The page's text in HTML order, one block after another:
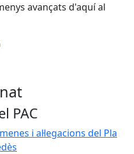
avançats d'aquí al
PAC
i al·legacions del Pla